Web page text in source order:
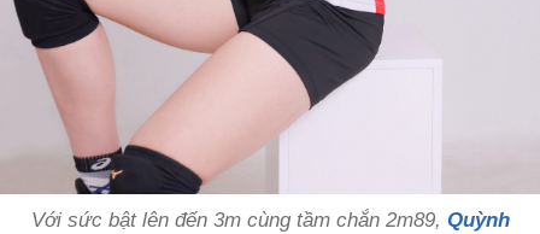
Với sức bật lên đến 3m cùng tầm chắn 2m89, Quỳnh